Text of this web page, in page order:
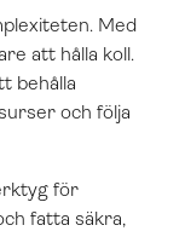
Med
att hålla koll.
behålla
och följa
för
fatta säkra,